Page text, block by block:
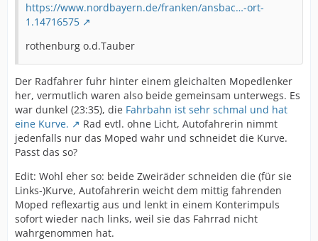
https://www.nordbayern.de/franken/ansbac…-ort-
1.14716575
rothenburg o.d.Tauber
Der Radfahrer fuhr hinter einem gleichalten Mopedlenker
her, vermutlich waren also beide gemeinsam unterwegs. Es
war dunkel (23:35), die Fahrbahn ist sehr schmal und hat
eine Kurve.
Rad evtl. ohne Licht, Autofahrerin nimmt
jedenfalls nur das Moped wahr und schneidet die Kurve.
Passt das so?
Edit: Wohl eher so: beide Zweiräder schneiden die (für sie
Links-)Kurve, Autofahrerin weicht dem mittig fahrenden
Moped reflexartig aus und lenkt in einem Konterimpuls
sofort wieder nach links, weil sie das Fahrrad nicht
wahrgenommen hat.